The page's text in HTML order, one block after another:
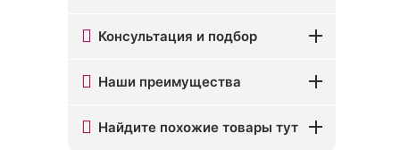
Консультация и подбор
Наши преимущества
Найдите похожие товары тут